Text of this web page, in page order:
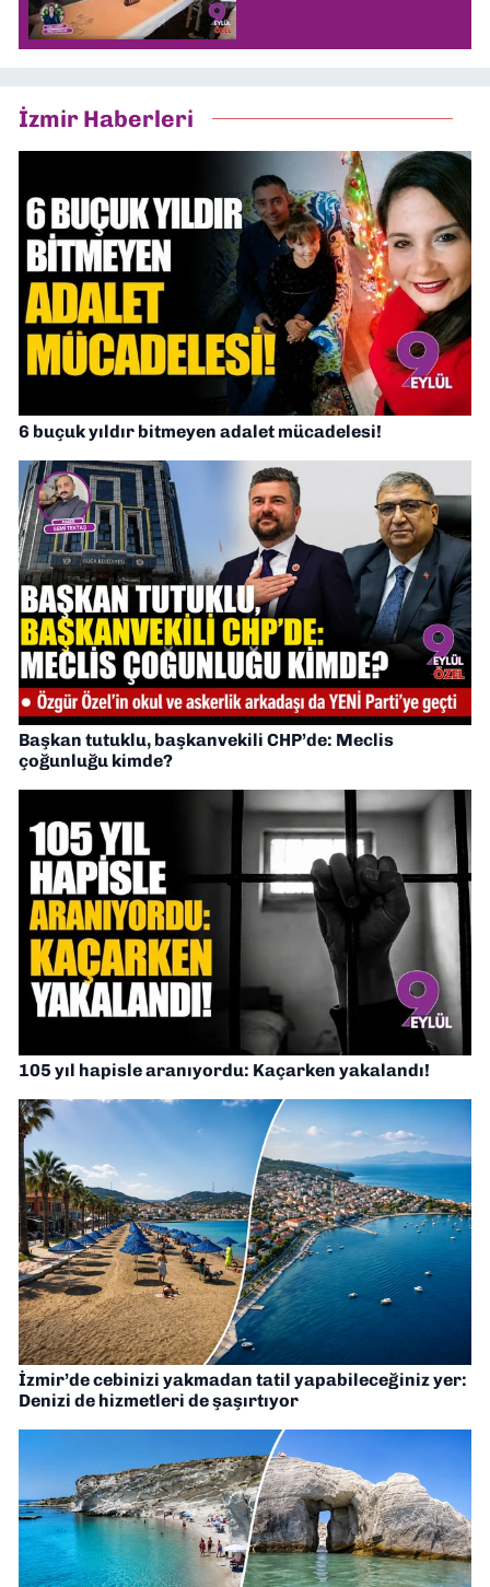
İzmir Haberleri
6 buçuk yıldır bitmeyen adalet mücadelesi!
Başkan tutuklu, başkanvekili CHP’de: Meclis
çoğunluğu kimde?
105 yıl hapisle aranıyordu: Kaçarken yakalandı!
İzmir’de cebinizi yakmadan tatil yapabileceğiniz yer:
Denizi de hizmetleri de şaşırtıyor